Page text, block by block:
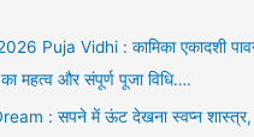
Puja Vidhi : कामिका एकादशी
महत्व और संपूर्ण पूजा विधि….
: सपने में ऊंट देखना स्वप्न